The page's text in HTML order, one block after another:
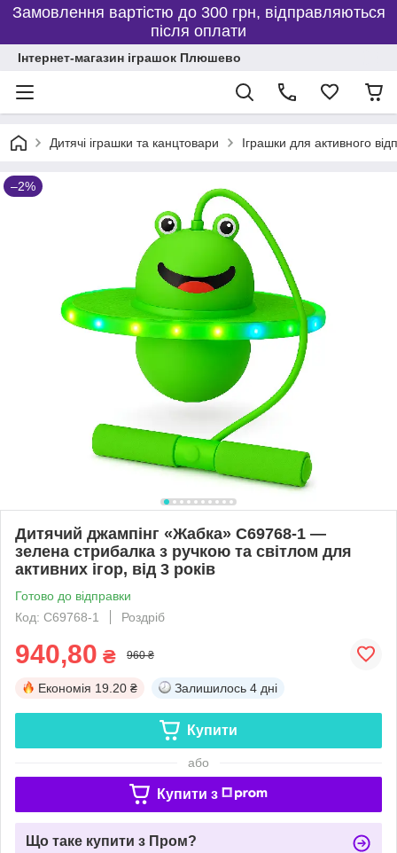
Замовлення вартістю до 300 грн, відправляються
після оплати
Інтернет-магазин іграшок Плюшево
Дитячі іграшки та канцтовари Іграшки для активного
–2%
Дитячий джампінг «Жабка» C69768-1 —
зелена стрибалка з ручкою та світлом для
активних ігор, від 3 років
Готово до відправки
Код: C69768-1
Роздріб
940,80 ₴ 960 ₴
Економія 19.20 ₴ Залишилось 4 дні
Купити
або
Купити з
Що таке купити з Пром?